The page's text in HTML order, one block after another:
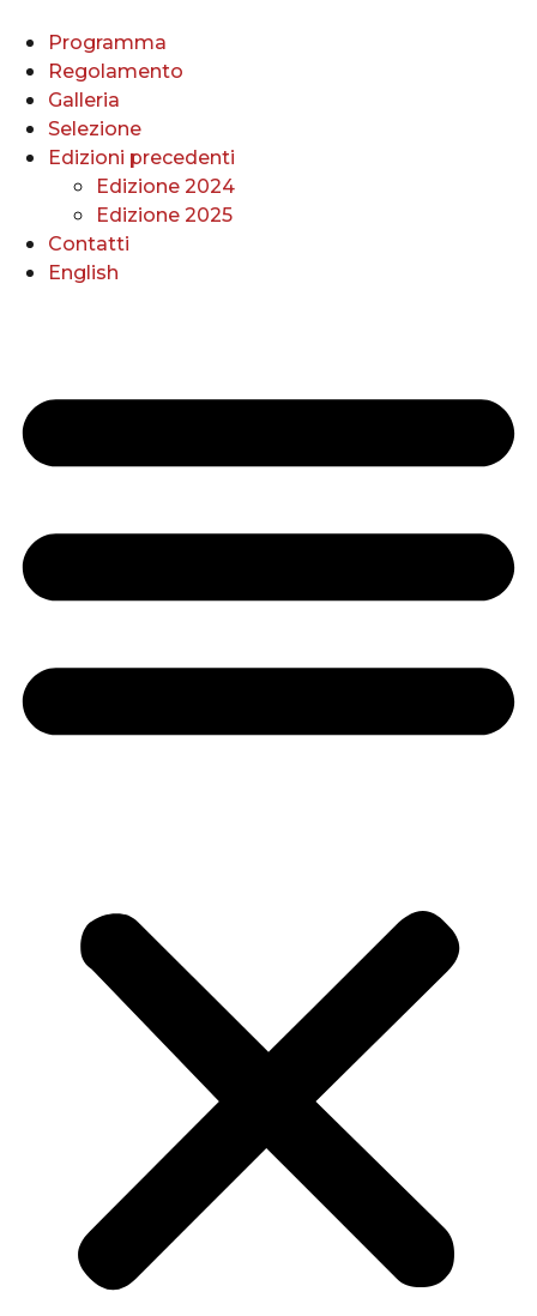
contenuto
Programma
Regolamento
Galleria
Selezione
Edizioni precedenti
Edizione 2024
Edizione 2025
Contatti
English